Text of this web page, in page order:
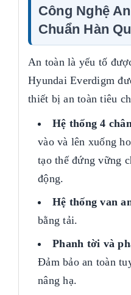
Công Nghệ
Chuẩn Hàn
An toàn là yếu tố
Hyundai Everdigm
thiết bị an toàn tiêu
Hệ thống 4
vào và lên xuống
tạo thế đứng vững
động.
Hệ thống van
bằng tải.
Phanh tời và
Đảm bảo an toàn
nâng hạ.